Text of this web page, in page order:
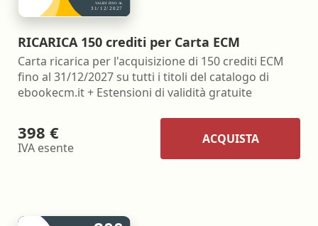
RICARICA 150 crediti per Carta ECM
Carta ricarica per l'acquisizione di 150 crediti ECM
fino al 31/12/2027 su tutti i titoli del catalogo di
ebookecm.it + Estensioni di validità gratuite
398 €
IVA esente
ACQUISTA